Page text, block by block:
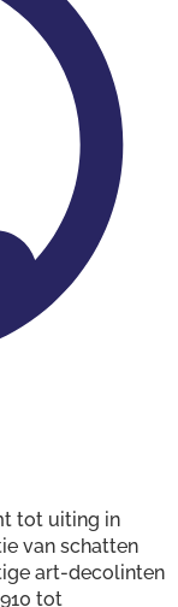
tot uiting in
van schatten
art-decolinten
tot